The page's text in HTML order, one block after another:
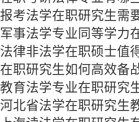
报考法学在职研究生需要
军事法学专业同等学力
法律非法学在职硕士值
在职研究生如何高效备战
教育法学专业在职研究
河北省法学在职研究生